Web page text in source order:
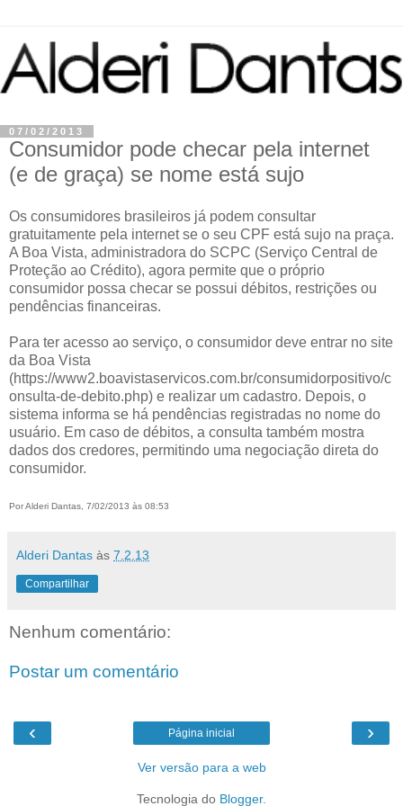
07/02/2013
Consumidor pode checar pela internet
(e de graça) se nome está sujo
Os consumidores brasileiros já podem consultar
gratuitamente pela internet se o seu CPF está sujo na praça.
A Boa Vista, administradora do SCPC (Serviço Central de
Proteção ao Crédito), agora permite que o próprio
consumidor possa checar se possui débitos, restrições ou
pendências financeiras.
Para ter acesso ao serviço, o consumidor deve entrar no site
da Boa Vista
(https://www2.boavistaservicos.com.br/consumidorpositivo/c
onsulta-de-debito.php) e realizar um cadastro. Depois, o
sistema informa se há pendências registradas no nome do
usuário. Em caso de débitos, a consulta também mostra
dados dos credores, permitindo uma negociação direta do
consumidor.
Por Alderi Dantas, 7/02/2013 às 08:53
Alderi Dantas às 7.2.13
Compartilhar
Nenhum comentário:
Postar um comentário
‹ ›
Página inicial
Ver versão para a web
Tecnologia do Blogger.